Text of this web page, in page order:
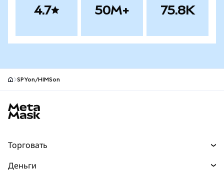
4.7 50M+ 75.8K
SPYon/HIMSon
Торговать
Деньги